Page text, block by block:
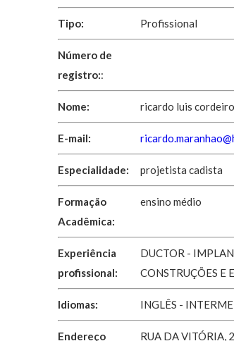
Tipo: Profissional
Número de
registro::
Nome: ricardo luis
E-mail:
Especialidade: projetista cadista
Formação
Acadêmica:
ensino médio
Experiência
profissional:
DUCTOR -
CONSTRUÇÕES E
Idiomas: INGLÊS -
Endereço
RUA DA VITÓRIA,